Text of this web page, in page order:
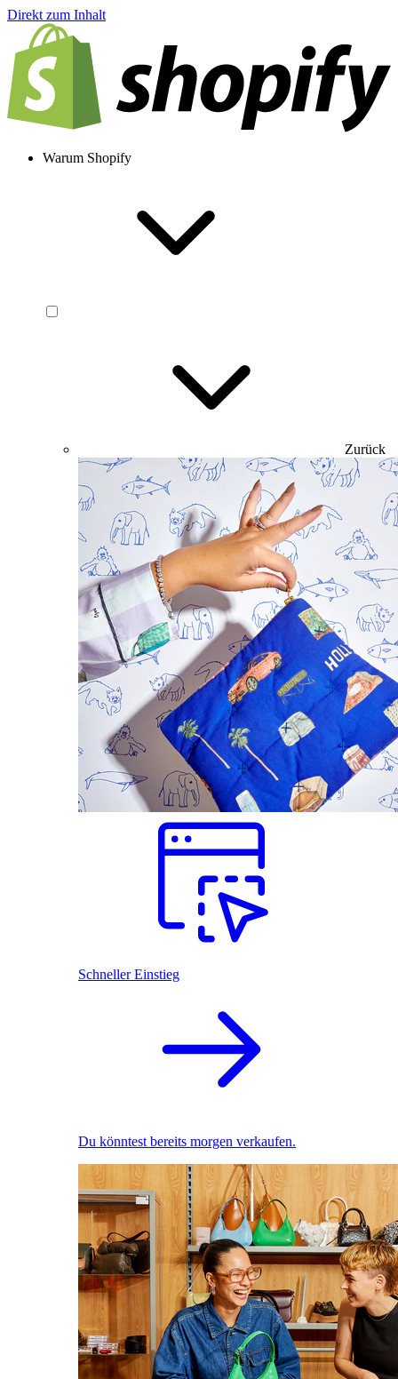
Direkt zum Inhalt
Warum Shopify
Zurück
Schneller Einstieg
Du könntest bereits morgen verkaufen.